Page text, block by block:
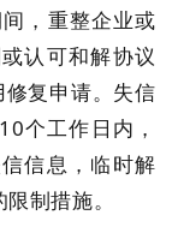
，重整企业或
认可和解协议
修复申请。失信
10个工作日内，
信息，临时解
限制措施。